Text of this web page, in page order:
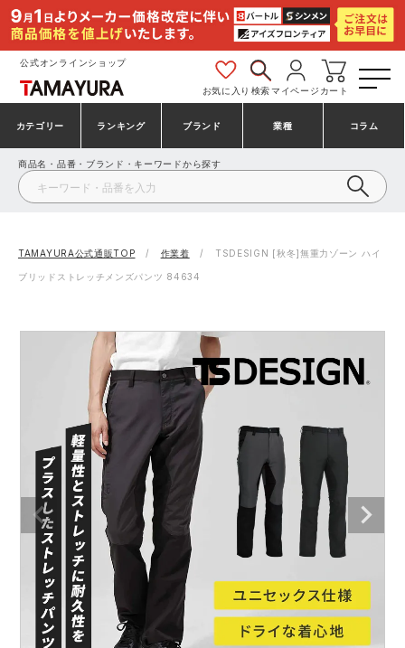
公式オンラインショップ
お気に入り 検索マイページ カート
カテゴリー
安全靴・作業靴
事務服・オフィスウェア
防寒着
作業用手袋
アウトドア・スポーツ
ワークスーツ
コンプレッションウェア
ランキング
安全靴ランキング
安全靴スニーカーランキング
アシックス安全靴ランキング
ミズノ安全靴ランキング
作業着ランキング
アウトドアウェアランキング
つなぎランキング
空調服ランキング
ブランド
アシックス
プーマ コンバース（CONVERSE）
アイズフロンティア TSDESIGN
コーコス ジーベック
クロダルマ 桑和
山田辰
おたふく手袋 マック
業種
建設・建築作業服
製造・工場作業服
大工・鳶作業服
電気・設備作業服
配達・営業作業服
自動車整備士作業服
DIY・日曜大工作業服
コラム
商品名・品番・ブランド・キーワードから探す
TAMAYURA公式通販TOP 作業着 TSDESIGN [秋冬]無重力ゾーン ハイ
ブリッドストレッチメンズパンツ 84634